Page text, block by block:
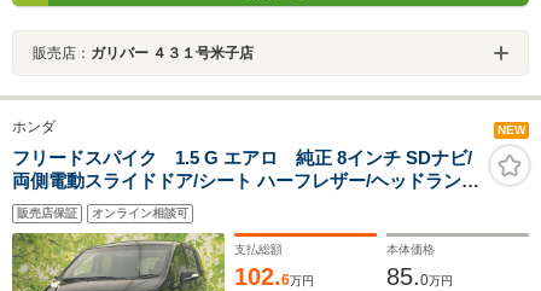
販売店： ガリバー ４３１号米子店
ホンダ NEW
フリードスパイク 1.5 G エアロ 純正 8インチ SDナビ/
両側電動スライドドア/シート ハーフレザー/ヘッドランプ
LED/ETC/EBD付ABS/フルセグTV/エアバッグ 運転席/エ
アバッグ 助手席
販売店保証 オンライン相談可
支払総額
102.6万円
本体価格
85.0万円